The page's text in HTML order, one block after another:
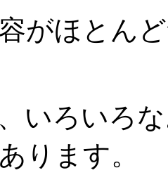
がほとん
いろいろ
ります。